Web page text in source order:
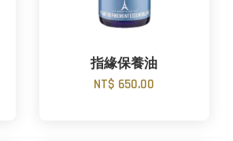
指緣保養油
NT$ 650.00